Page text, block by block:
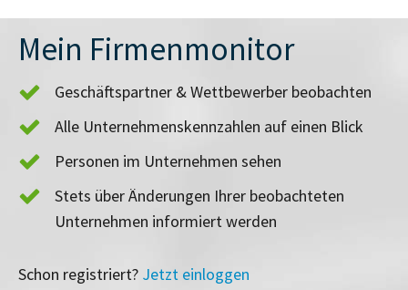
Mein Firmenmonitor
Geschäftspartner & Wettbewerber beobachten
Alle Unternehmenskennzahlen auf einen Blick
Personen im Unternehmen sehen
Stets über Änderungen Ihrer beobachteten
Unternehmen informiert werden
Schon registriert? Jetzt einloggen